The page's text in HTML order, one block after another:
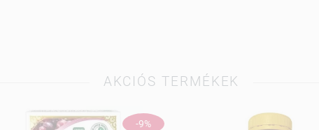
AKCIÓS TERMÉKEK
-9%